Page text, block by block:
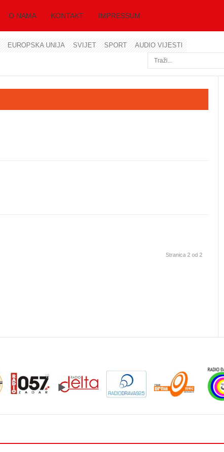
O NAMA KONTAKT IMPRESSUM
EUROPSKA UNIJA SVIJET SPORT AUDIO VIJESTI
Stranica 2 od 2